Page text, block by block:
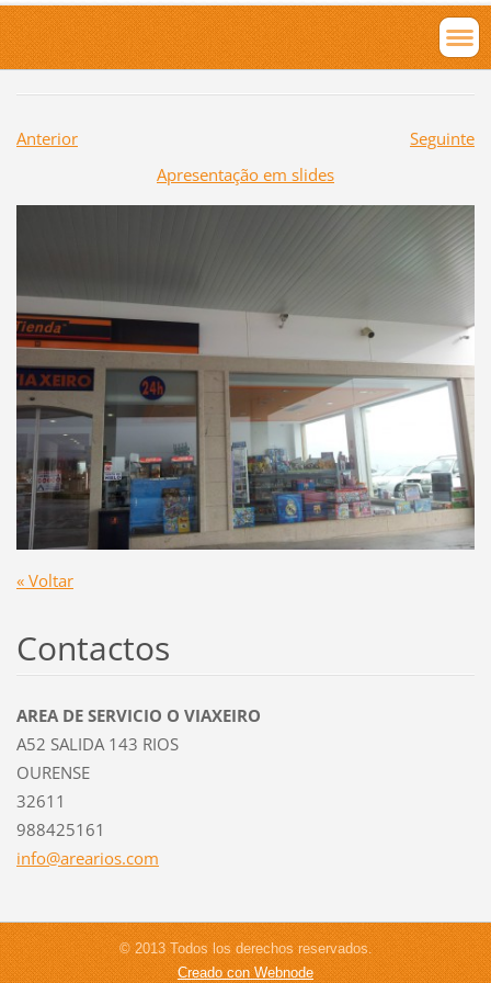
Anterior
Seguinte
Apresentação em slides
« Voltar
Contactos
AREA DE SERVICIO O VIAXEIRO
A52 SALIDA 143 RIOS
OURENSE
32611
988425161
info@arearios.com
© 2013 Todos los derechos reservados.
Creado con Webnode